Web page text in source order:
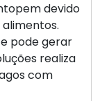
devido
pode gerar
realiza
com